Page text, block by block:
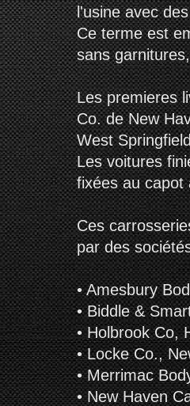
l'usine avec
Ce terme est
sans
Les premieres
Co. de New
West
Les voitures
fixées au capot
Ces
par des
• Amesbury
• Biddle &
• Holbrook Co,
• Locke Co.,
• Merrimac
• New Haven